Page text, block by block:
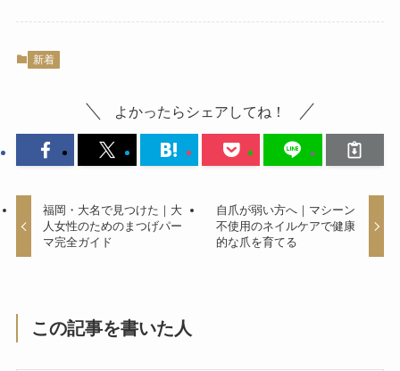
新着
よかったらシェアしてね！
福岡・大名で見つけた｜大
人女性のためのまつげパー
マ完全ガイド
自爪が弱い方へ｜マシーン
不使用のネイルケアで健康
的な爪を育てる
この記事を書いた人